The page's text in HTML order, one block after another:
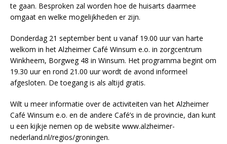
te gaan. Besproken zal worden hoe de huisarts daarmee
omgaat en welke mogelijkheden er zijn.
Donderdag 21 september bent u vanaf 19.00 uur van harte
welkom in het Alzheimer Café Winsum e.o. in zorgcentrum
Winkheem, Borgweg 48 in Winsum. Het programma begint om
19.30 uur en rond 21.00 uur wordt de avond informeel
afgesloten. De toegang is als altijd gratis.
Wilt u meer informatie over de activiteiten van het Alzheimer
Café Winsum e.o. en de andere Café’s in de provincie, dan kunt
u een kijkje nemen op de website www.alzheimer-
nederland.nl/regios/groningen.